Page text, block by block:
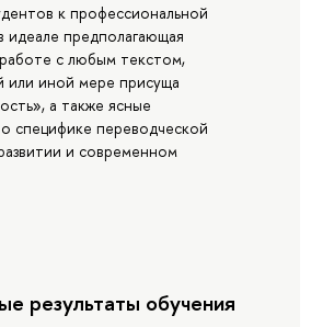
к профессиональной
идеале предполагающая
с любым текстом,
или иной мере присуща
а также ясные
специфике переводческой
и современном
результаты обучения